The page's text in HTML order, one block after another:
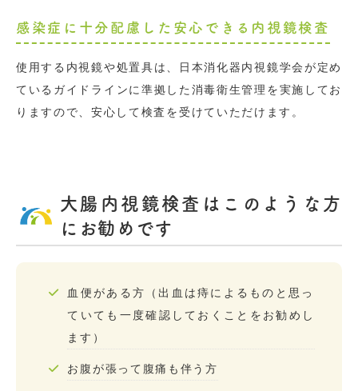
感染症に十分配慮した安心できる内視鏡検査
使用する内視鏡や処置具は、日本消化器内視鏡学会が定め
ているガイドラインに準拠した消毒衛生管理を実施してお
りますので、安心して検査を受けていただけます。
大腸内視鏡検査はこのような方
にお勧めです
血便がある方（出血は痔によるものと思っ
ていても一度確認しておくことをお勧めし
ます）
お腹が張って腹痛も伴う方